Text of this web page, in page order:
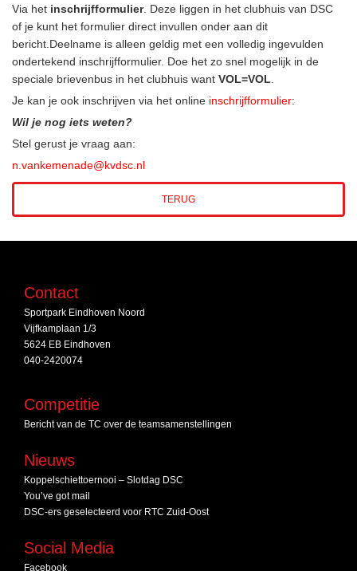
Via het inschrijfformulier. Deze liggen in het clubhuis van DSC
of je kunt het formulier direct invullen onder aan dit
bericht.Deelname is alleen geldig met een volledig ingevulden
ondertekend inschrijfformulier. Doe het zo snel mogelijk in de
speciale brievenbus in het clubhuis want VOL=VOL
Je kan je ook inschrijven via het online inschrijfformulier:
Wil je nog iets weten?
Stel gerust je vraag aan:
n.vankemenade@kvdsc.nl
TERUG
Contact
Sportpark Eindhoven Noord
Vijfkamplaan 1/3
5624 EB Eindhoven
040-2420074
Competitie
Bericht van de TC over de teamsamenstellingen
Nieuws
Koppelschiettoernooi – Slotdag DSC
You’ve got mail
DSC‑ers geselecteerd voor RTC Zuid‑Oost
Social Media
Facebook